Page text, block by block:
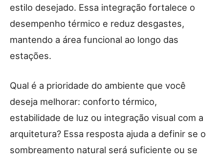
estilo desejado. Essa integração fortalece o
desempenho térmico e reduz desgastes,
mantendo a área funcional ao longo das
estações.
Qual é a prioridade do ambiente que você
deseja melhorar: conforto térmico,
estabilidade de luz ou integração visual com a
arquitetura? Essa resposta ajuda a definir se o
sombreamento natural será suficiente ou se